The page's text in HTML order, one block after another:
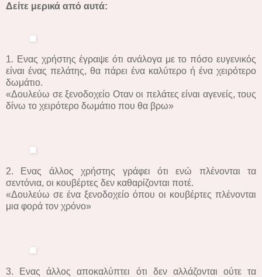
Δείτε μερικά από αυτά:
1. Ενας χρήστης έγραψε ότι ανάλογα με το πόσο ευγενικός
είναι ένας πελάτης, θα πάρει ένα καλύτερο ή ένα χειρότερο
δωμάτιο.
«Δουλεύω σε ξενοδοχείο Οταν οι πελάτες είναι αγενείς, τους
δίνω το χειρότερο δωμάτιο που θα βρω»
2. Ενας άλλος χρήστης γράφει ότι ενώ πλένονται τα
σεντόνια, οι κουβέρτες δεν καθαρίζονται ποτέ.
«Δουλεύω σε ένα ξενοδοχείο όπου οι κουβέρτες πλένονται
μια φορά τον χρόνο»
3. Ενας άλλος αποκαλύπτει ότι δεν αλλάζονται ούτε τα